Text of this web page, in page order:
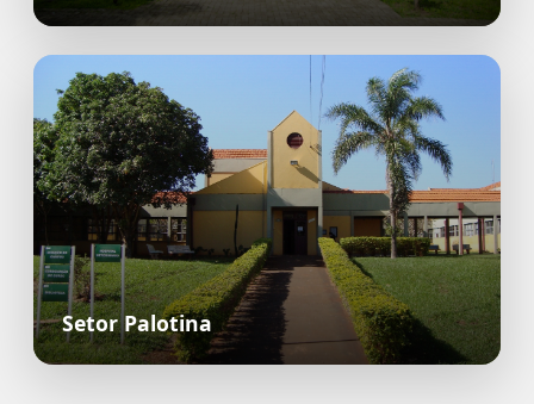
Setor Palotina